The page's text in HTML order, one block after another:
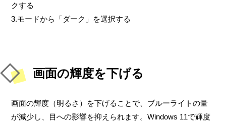
クする
3.モードから「ダーク」を選択する
画面の輝度を下げる
画面の輝度（明るさ）を下げることで、ブルーライトの量
が減少し、目への影響を抑えられます。Windows 11で輝度